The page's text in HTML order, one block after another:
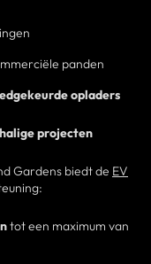
panden
opladers
projecten
Gardens biedt de EV
tot een maximum van